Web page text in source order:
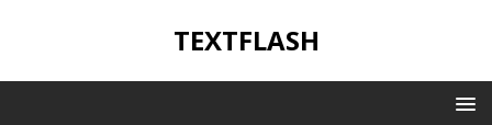
TEXTFLASH